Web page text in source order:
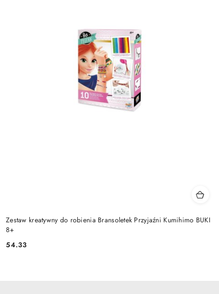
Zestaw kreatywny do robienia Bransoletek Przyjaźni Kumihimo BUKI
8+
Cena:
54.33